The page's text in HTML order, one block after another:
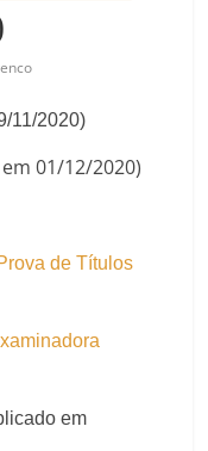
11/2020)
01/12/2020)
de Títulos
em